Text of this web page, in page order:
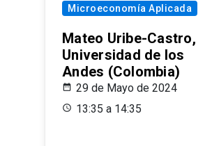
Microeconomía Aplicada
Mateo Uribe-Castro,
Universidad de los
Andes (Colombia)
29 de Mayo de 2024
13:35 a 14:35